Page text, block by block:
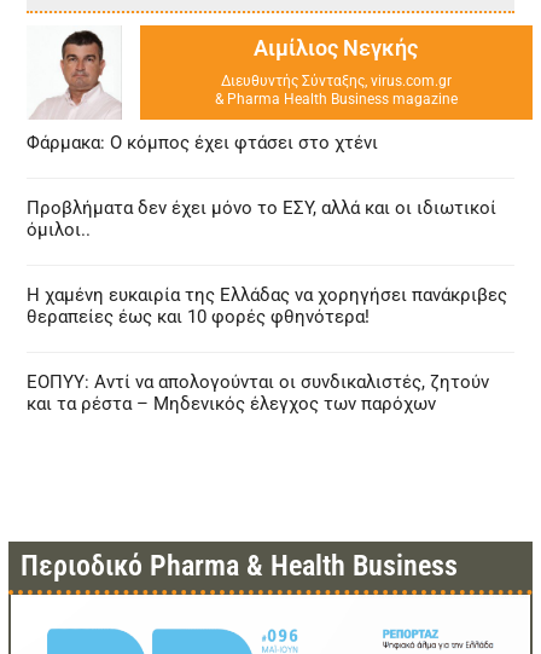
Αιμίλιος Νεγκής
Διευθυντής Σύνταξης, virus.com.gr
& Pharma Health Business magazine
Φάρμακα: Ο κόμπος έχει φτάσει στο χτένι
Προβλήματα δεν έχει μόνο το ΕΣΥ, αλλά και οι ιδιωτικοί
όμιλοι..
Η χαμένη ευκαιρία της Ελλάδας να χορηγήσει πανάκριβες
θεραπείες έως και 10 φορές φθηνότερα!
ΕΟΠΥΥ: Αντί να απολογούνται οι συνδικαλιστές, ζητούν
και τα ρέστα – Μηδενικός έλεγχος των παρόχων
Περιοδικό Pharma & Health Business